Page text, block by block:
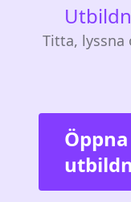
Titta, lyssna
Öppna